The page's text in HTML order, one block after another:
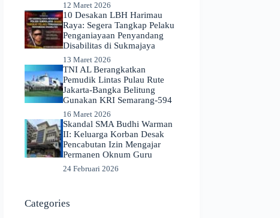
12 Maret 2026
​10 Desakan LBH Harimau
Raya: Segera Tangkap Pelaku
Penganiayaan Penyandang
Disabilitas di Sukmajaya
13 Maret 2026
TNI AL Berangkatkan
Pemudik Lintas Pulau Rute
Jakarta-Bangka Belitung
Gunakan KRI Semarang-594
16 Maret 2026
Skandal SMA Budhi Warman
II: Keluarga Korban Desak
Pencabutan Izin Mengajar
Permanen Oknum Guru
24 Februari 2026
Categories